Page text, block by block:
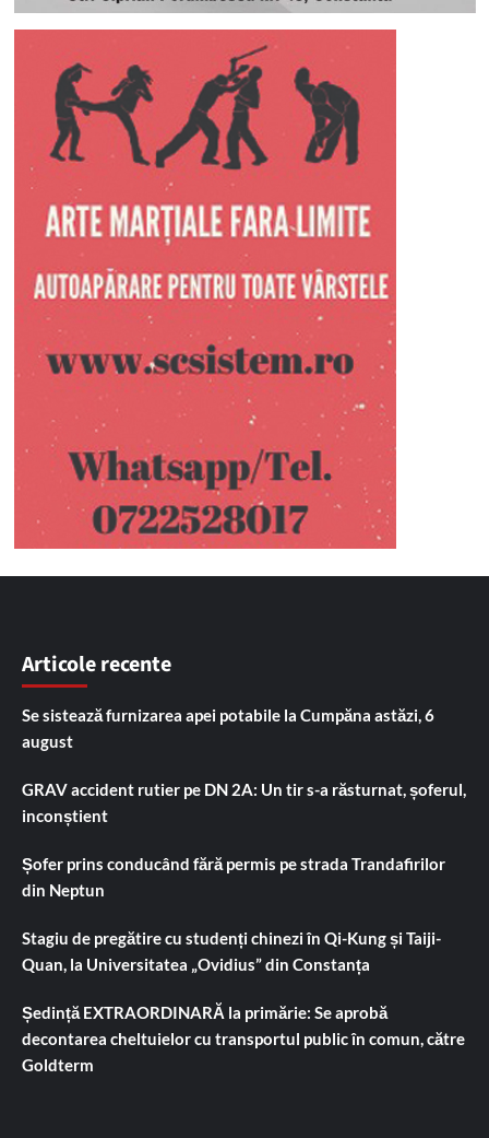
Articole recente
Se sistează furnizarea apei potabile la Cumpăna astăzi, 6
august
GRAV accident rutier pe DN 2A: Un tir s-a răsturnat, șoferul,
inconștient
Șofer prins conducând fără permis pe strada Trandafirilor
din Neptun
Stagiu de pregătire cu studenți chinezi în Qi-Kung și Taiji-
Quan, la Universitatea „Ovidius” din Constanța
Ședință EXTRAORDINARĂ la primărie: Se aprobă
decontarea cheltuielor cu transportul public în comun, către
Goldterm